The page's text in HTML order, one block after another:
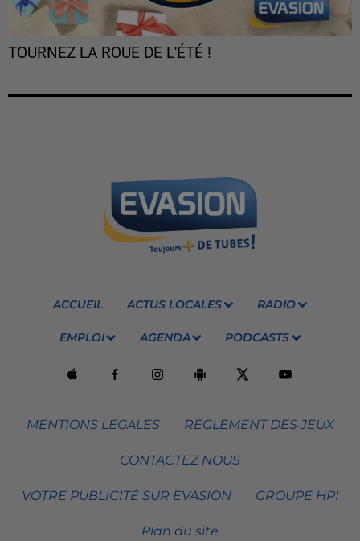
TOURNEZ LA ROUE DE L'ÉTÉ !
ACCUEIL ACTUS LOCALES RADIO
EMPLOI AGENDA PODCASTS
MENTIONS LEGALES RÈGLEMENT DES JEUX
CONTACTEZ NOUS
VOTRE PUBLICITÉ SUR EVASION GROUPE HPI
Plan du site